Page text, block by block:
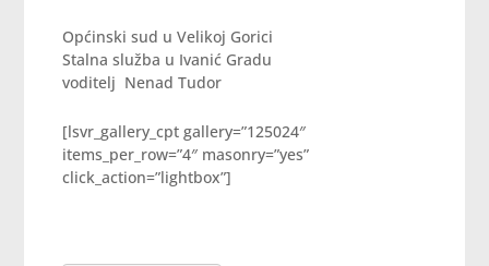
Općinski sud u Velikoj Gorici
Stalna služba u Ivanić Gradu
voditelj Nenad Tudor
[lsvr_gallery_cpt gallery=”125024″
items_per_row=”4″ masonry=”yes”
click_action=”lightbox”]